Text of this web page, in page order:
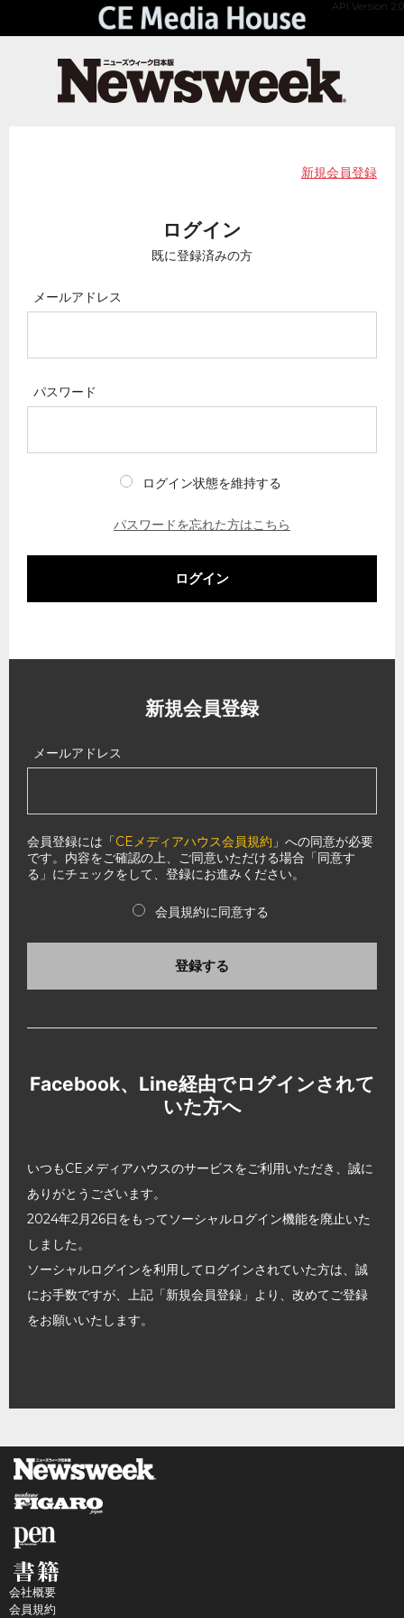
API Version 2.0
新規会員登録
ログイン
既に登録済みの方
メールアドレス
パスワード
ログイン状態を維持する
パスワードを忘れた方はこちら
ログイン
新規会員登録
メールアドレス
会員登録には「CEメディアハウス会員規約 」への同意が必要
です。内容をご確認の上、ご同意いただける場合「同意す
る」にチェックをして、登録にお進みください。
会員規約に同意する
登録する
Facebook、Line経由でログインされて
いた方へ
いつもCEメディアハウスのサービスをご利用いただき、誠に
ありがとうございます。
2024年2月26日をもってソーシャルログイン機能を廃止いた
しました。
ソーシャルログインを利用してログインされていた方は、誠
にお手数ですが、上記「新規会員登録」より、改めてご登録
をお願いいたします。
会社概要
会員規約